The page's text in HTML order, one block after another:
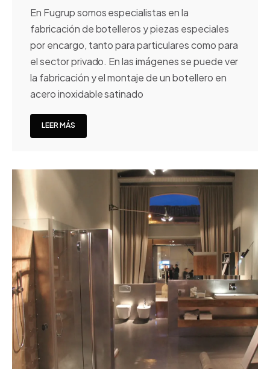
En Fugrup somos especialistas en la
fabricación de botelleros y piezas especiales
por encargo, tanto para particulares como para
el sector privado. En las imágenes se puede ver
la fabricación y el montaje de un botellero en
acero inoxidable satinado
LEER MÁS